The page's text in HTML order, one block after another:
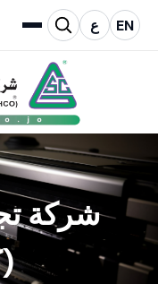
EN ع
شركة